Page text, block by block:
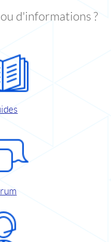
d'informations ?